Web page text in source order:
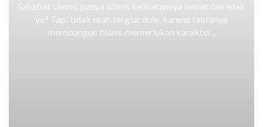
Sahabat Ummi, punya bisnis kelihatannya hebat dan enak
ya? Tapi tidak usah tergiur dulu, karena faktanya
membangun bisnis memerlukan karakter...